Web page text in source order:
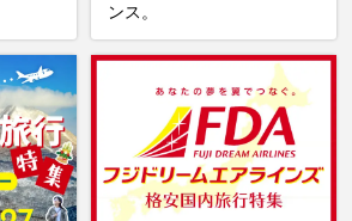
ンス。